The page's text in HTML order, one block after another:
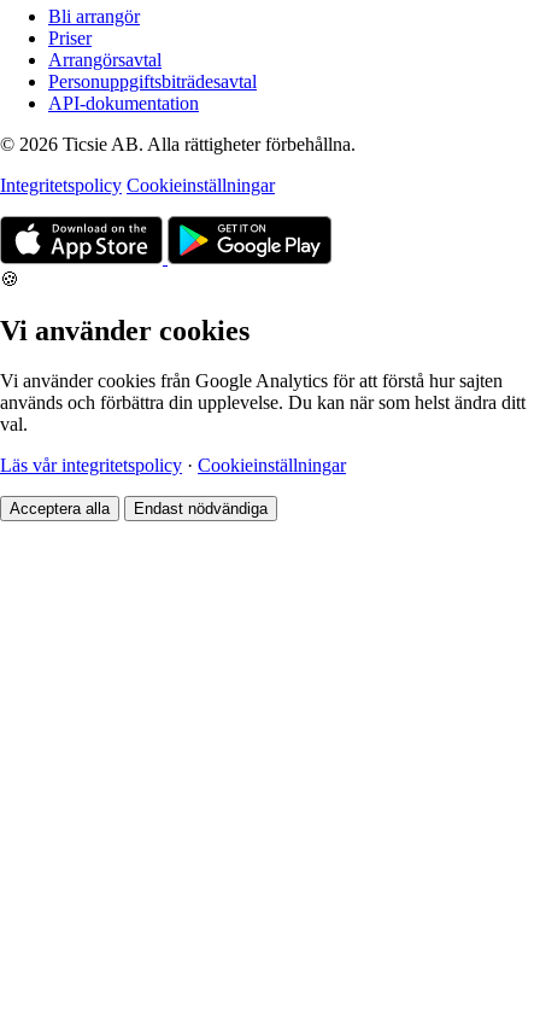
Bli arrangör
Priser
Arrangörsavtal
Personuppgiftsbiträdesavtal
API-dokumentation
© 2026 Ticsie AB. Alla rättigheter förbehållna.
Integritetspolicy Cookieinställningar
🍪
Vi använder cookies
Vi använder cookies från Google Analytics för att förstå hur sajten
används och förbättra din upplevelse. Du kan när som helst ändra ditt
val.
Läs vår integritetspolicy · Cookieinställningar
Acceptera alla Endast nödvändiga